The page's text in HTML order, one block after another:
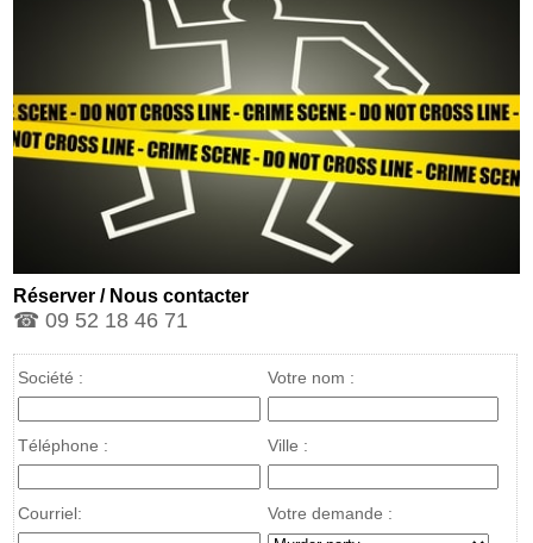
Réserver / Nous contacter
☎ 09 52 18 46 71
Société : Votre nom :
Téléphone : Ville :
Courriel: Votre demande :